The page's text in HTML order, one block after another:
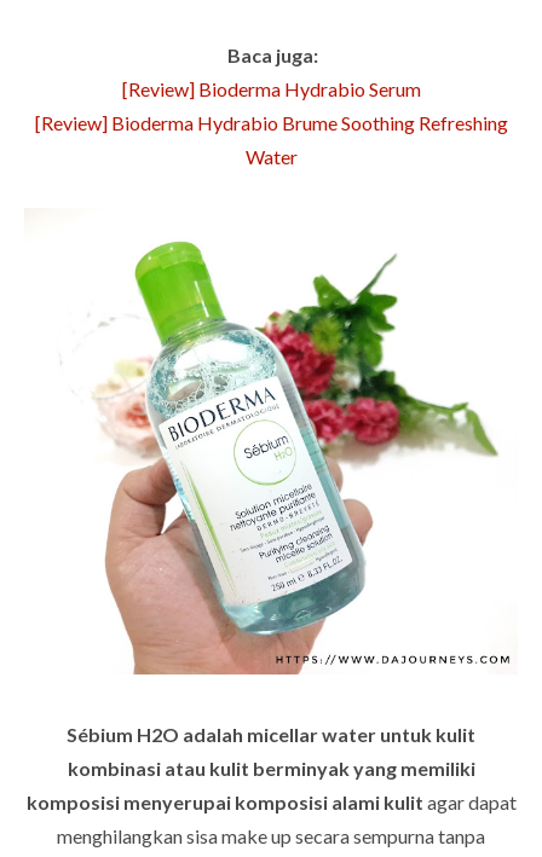
Baca juga:
[Review] Bioderma Hydrabio Serum
[Review] Bioderma Hydrabio Brume Soothing Refreshing
Water
Sébium H2O adalah micellar water untuk kulit
kombinasi atau kulit berminyak yang memiliki
komposisi menyerupai komposisi alami kulit agar dapat
menghilangkan sisa make up secara sempurna tanpa